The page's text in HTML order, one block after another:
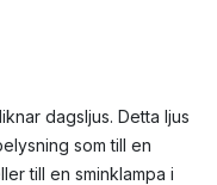
dagsljus. Detta ljus
som till en
till en sminklampa i